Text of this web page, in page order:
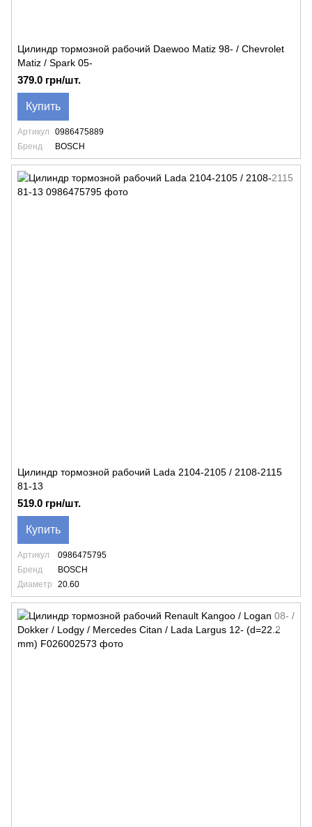
Цилиндр тормозной рабочий Daewoo Matiz 98- / Chevrolet
Matiz / Spark 05-
379.0 грн/шт.
Купить
Артикул
0986475889
Бренд
BOSCH
Цилиндр тормозной рабочий Lada 2104-2105 / 2108-2115
81-13
519.0 грн/шт.
Купить
Артикул
0986475795
Бренд
BOSCH
Диаметр
20.60